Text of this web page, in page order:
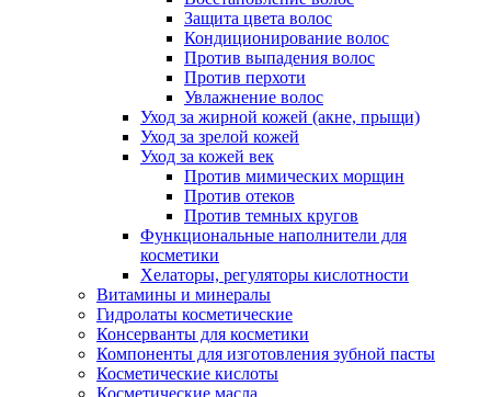
Защита цвета волос
Кондиционирование волос
Против выпадения волос
Против перхоти
Увлажнение волос
Уход за жирной кожей (акне, прыщи)
Уход за зрелой кожей
Уход за кожей век
Против мимических морщин
Против отеков
Против темных кругов
Функциональные наполнители для
косметики
Хелаторы, регуляторы кислотности
Витамины и минералы
Гидролаты косметические
Консерванты для косметики
Компоненты для изготовления зубной пасты
Косметические кислоты
Косметические масла